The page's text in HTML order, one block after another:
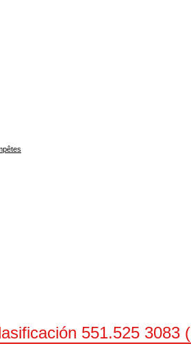
551.525 3083 (